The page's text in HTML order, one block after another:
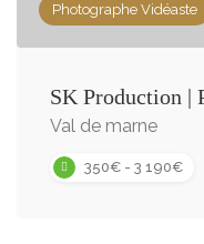
Photographe Vidéaste
SK Production |
Val de marne
350€ - 3 190€